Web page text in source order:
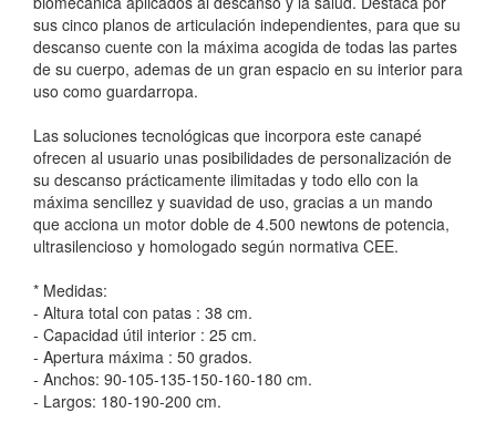
sus cinco planos de articulación independientes, para que su
descanso cuente con la máxima acogida de todas las partes
de su cuerpo, ademas de un gran espacio en su interior para
uso como guardarropa.
Las soluciones tecnológicas que incorpora este canapé
ofrecen al usuario unas posibilidades de personalización de
su descanso prácticamente ilimitadas y todo ello con la
máxima sencillez y suavidad de uso, gracias a un mando
que acciona un motor doble de 4.500 newtons de potencia,
ultrasilencioso y homologado según normativa CEE.
* Medidas:
- Altura total con patas : 38 cm.
- Capacidad útil interior : 25 cm.
- Apertura máxima : 50 grados.
- Anchos: 90-105-135-150-160-180 cm.
- Largos: 180-190-200 cm.